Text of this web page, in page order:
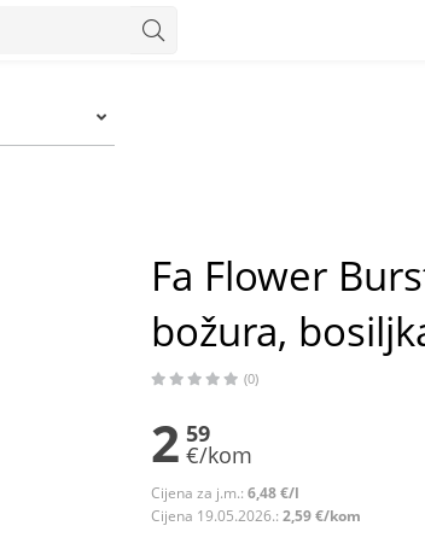
Fa Flower
božura,
(0)
2 59
€/kom
Cijena za j.m.: 6,48 €/l
Cijena 19.05.2026.: 2,59 €/kom